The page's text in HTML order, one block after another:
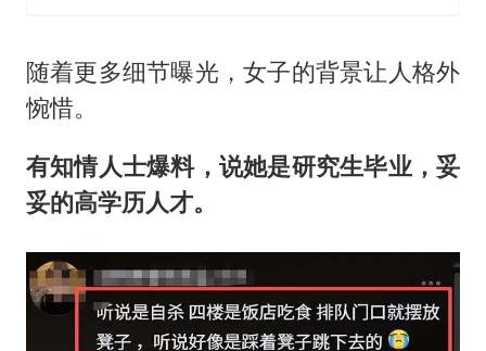
随着更多细节曝光，女子的背景让人格外
惋惜。
有知情人士爆料，说她是研究生毕业，妥
妥的高学历人才。